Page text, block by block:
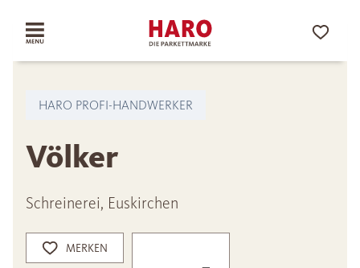
HARO PROFI-HANDWERKER
Völker
Schreinerei, Euskirchen
MERKEN